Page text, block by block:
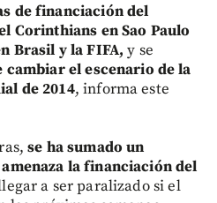
de financiación del
Corinthians en Sao Paulo
Brasil y la FIFA, y se
el escenario de la
de 2014, informa este
se ha sumado un
la financiación del
a ser paralizado si el